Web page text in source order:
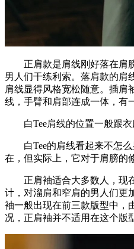
正肩款是肩线刚好落在肩
男人们干练利索。落肩款的肩
肩线显得风格宽松随意。插肩
线，手臂和肩部连成一体，有
白Tee肩线的位置一般跟衣
白Tee的肩线看起来不怎么
在，但实际上，它对于肩膀的
正肩袖适合大多数人，现
计，对溜肩和窄肩的男人们更
袖一般出现在前三款版型中，
况，正肩袖并不适用在这个版